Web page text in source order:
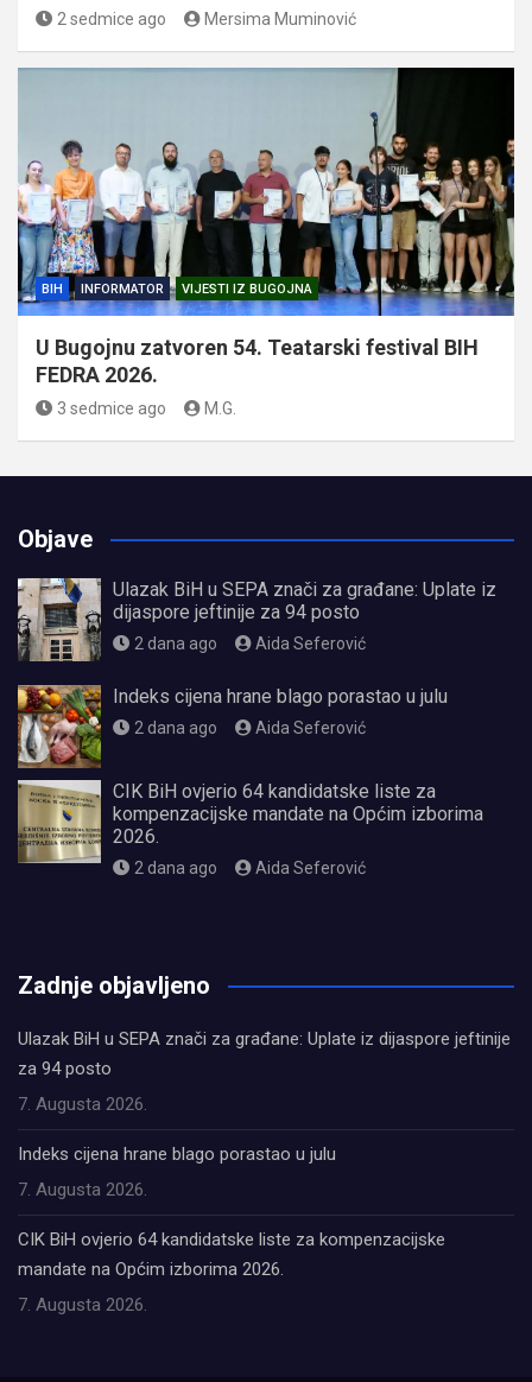
2 sedmice ago Mersima Muminović
BIH INFORMATOR VIJESTI IZ BUGOJNA
U Bugojnu zatvoren 54. Teatarski festival BIH
FEDRA 2026.
3 sedmice ago M.G.
Objave
Ulazak BiH u SEPA znači za građane: Uplate iz
dijaspore jeftinije za 94 posto
2 dana ago Aida Seferović
Indeks cijena hrane blago porastao u julu
2 dana ago Aida Seferović
CIK BiH ovjerio 64 kandidatske liste za
kompenzacijske mandate na Općim izborima
2026.
2 dana ago Aida Seferović
Zadnje objavljeno
Ulazak BiH u SEPA znači za građane: Uplate iz dijaspore jeftinije
za 94 posto
7. Augusta 2026.
Indeks cijena hrane blago porastao u julu
7. Augusta 2026.
CIK BiH ovjerio 64 kandidatske liste za kompenzacijske
mandate na Općim izborima 2026.
7. Augusta 2026.